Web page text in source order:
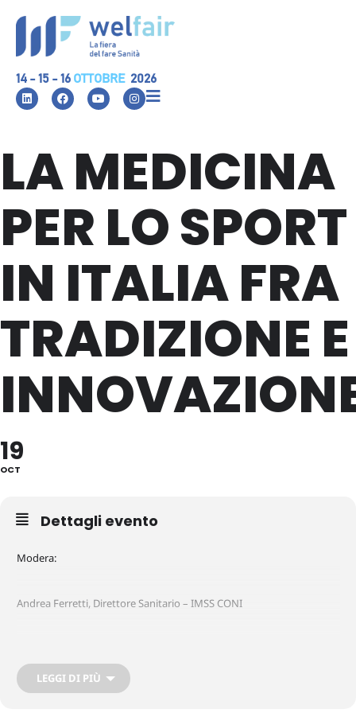
14 - 15 - 16 OTTOBRE 2026
LA MEDICINA
PER LO SPORT
IN ITALIA FRA
TRADIZIONE E
19
OCT
Dettagli evento
Modera:
Andrea Ferretti, Direttore Sanitario – IMSS CONI
Intervengono:
LEGGI DI PIÙ